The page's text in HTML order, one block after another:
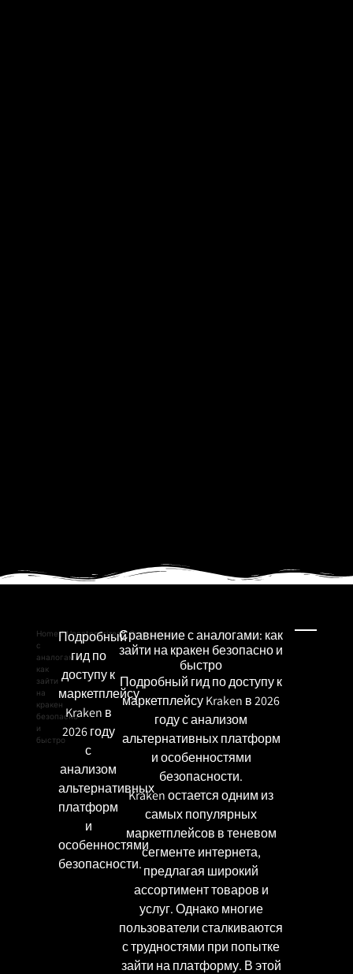
Home/Uncategorized/ Сравнение
с
аналогами:
как
зайти
на
кракен
безопасно
и
быстро
Подробный
гид по
доступу к
маркетплейсу
Kraken в
2026 году
с
анализом
альтернативных
платформ
и
особенностями
безопасности.
Сравнение с аналогами: как
зайти на кракен безопасно и
быстро
Подробный гид по доступу к
маркетплейсу Kraken в 2026
году с анализом
альтернативных платформ
и особенностями
безопасности.
Kraken остается одним из
самых популярных
маркетплейсов в теневом
сегменте интернета,
предлагая широкий
ассортимент товаров и
услуг. Однако многие
пользователи сталкиваются
с трудностями при попытке
зайти на платформу. В этой